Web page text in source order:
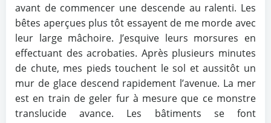
avant de commencer une descende au ralenti. Les
bêtes aperçues plus tôt essayent de me morde avec
leur large mâchoire. J’esquive leurs morsures en
effectuant des acrobaties. Après plusieurs minutes
de chute, mes pieds touchent le sol et aussitôt un
mur de glace descend rapidement l’avenue. La mer
est en train de geler fur à mesure que ce monstre
translucide avance. Les bâtiments se font